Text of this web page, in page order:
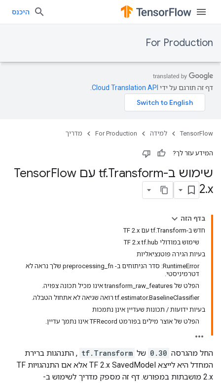
היכנס
For Production
דף זה תורגם על ידי Cloud Translation API
TensorFlow למידה For Production מדריך
המידע עזר לך?
שימוש ב-tf .Transform עם Tensor
Flow
2.x
בדף הזה
חדש ב-tf.Transform עם TF 2.x
שימוש במודולי TF 2.x tf.hub
בעיות הגירה פוטנציאליות
RuntimeError: סדר הניתוחים ב- preprocessing_fn שלך נראה לא
דטרמיניסטי.
הפלט של transform_raw_features אינו מכיל תכונה צפויה.
tf.estimator.BaselineClassifier רואה שגיאה לא אתחול הטבלה.
בעיות ידועות / תכונות שעדיין אינן נתמכות
הפלט של אוצר מילים בפורמט TFRecord אינו נתמך עדיין.
החל מהגרסה 0.30 של tf.Transform , התנהגות ברירת
המחדל היא לייצא TF 2.x SavedModel אלא אם התנהגויות TF
2.x מושבתות במפורש. דף זה מספק מדריך לשימוש ב-